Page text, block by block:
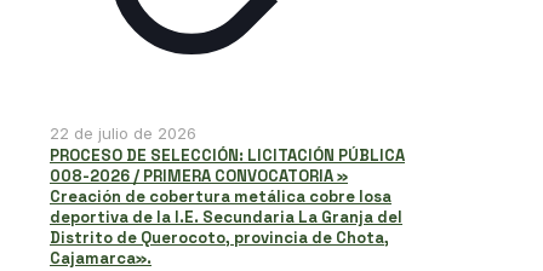
22 de julio de 2026
PROCESO DE SELECCIÓN: LICITACIÓN PÚBLICA
008-2026 / PRIMERA CONVOCATORIA »
Creación de cobertura metálica cobre losa
deportiva de la I.E. Secundaria La Granja del
Distrito de Querocoto, provincia de Chota,
Cajamarca».